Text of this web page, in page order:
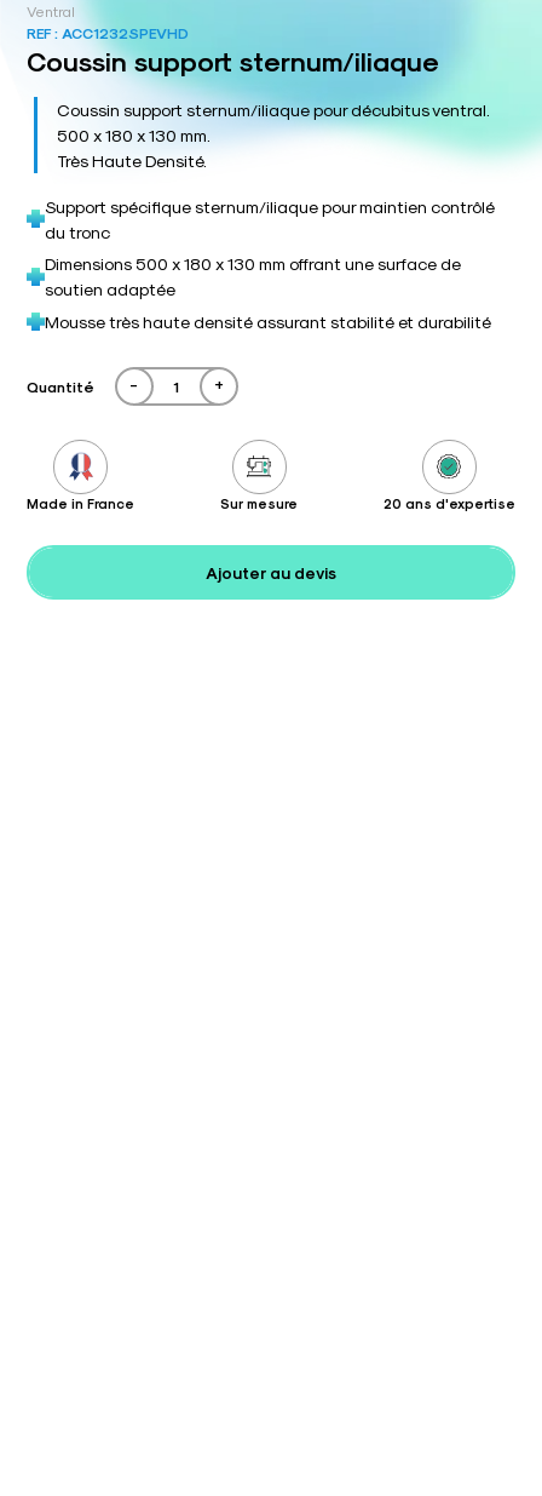
Ventral
REF : ACC1232SPEVHD
Coussin support sternum/iliaque
Coussin support sternum/iliaque pour décubitus ventral.
500 x 180 x 130 mm.
Très Haute Densité.
Support spécifique sternum/iliaque pour maintien contrôlé
du tronc
Dimensions 500 x 180 x 130 mm offrant une surface de
soutien adaptée
Mousse très haute densité assurant stabilité et durabilité
Quantité - +
Made in France Sur mesure 20 ans d'expertise
Ajouter au devis